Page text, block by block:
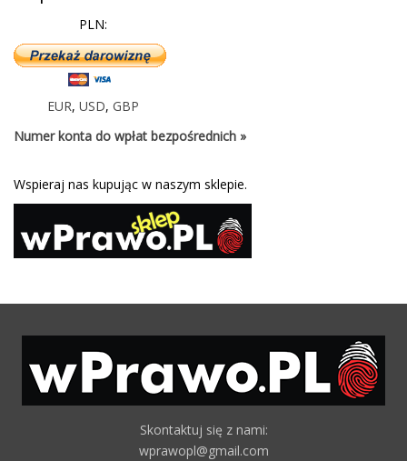
PLN:
EUR, USD, GBP
Numer konta do wpłat bezpośrednich »
Wspieraj nas kupując w naszym sklepie.
Skontaktuj się z nami:
wprawopl@gmail.com